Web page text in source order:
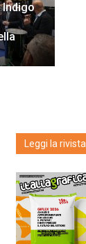
Indigo
Leggi la rivista